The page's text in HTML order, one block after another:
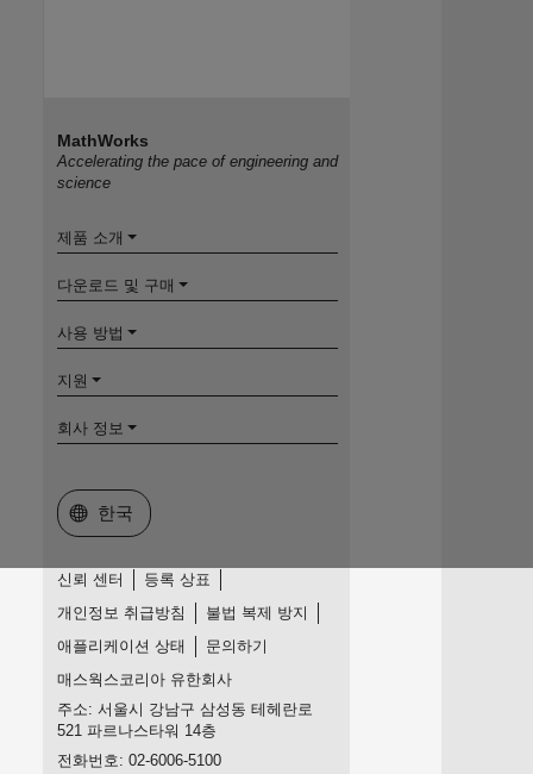
MathWorks
Accelerating the pace of engineering and
science
제품 소개
다운로드 및 구매
사용 방법
지원
회사 정보
웹사이트 선택
한국
신뢰 센터
등록 상표
개인정보 취급방침
불법 복제 방지
애플리케이션 상태
문의하기
매스웍스코리아 유한회사
주소: 서울시 강남구 삼성동 테헤란로
521 파르나스타워 14층
전화번호: 02-6006-5100